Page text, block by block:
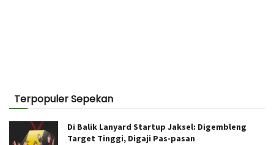
Terpopuler Sepekan
Di Balik Lanyard Startup Jaksel: Digembleng
Target Tinggi, Digaji Pas-pasan